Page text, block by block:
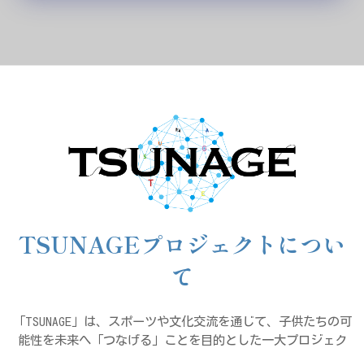
TSUNAGEプロジェクトについ
て
「TSUNAGE」は、スポーツや文化交流を通じて、子供たちの可
能性を未来へ「つなげる」ことを目的とした一大プロジェク